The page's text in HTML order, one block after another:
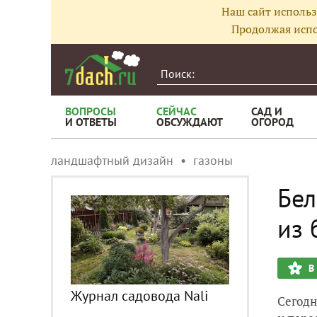
Наш сайт
Продолжая
ВОПРОСЫ
И ОТВЕТЫ
СЕЙЧАС
ОБСУЖДАЮТ
САД И
ОГОРОД
ландшафтный дизайн газоны
Журнал садовода Nali
из
В